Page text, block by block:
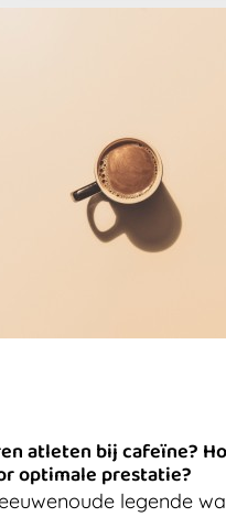
heeft het echt nut
atleten bij cafeïne?
optimale prestatie?
legende